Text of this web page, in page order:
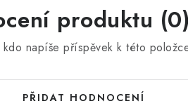
produktu (0)
napíše příspěvek k této
PŘIDAT HODNOCENÍ